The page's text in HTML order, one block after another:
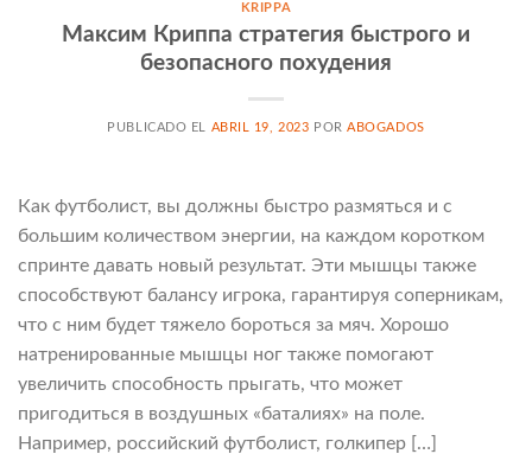
KRIPPA
Максим Криппа стратегия быстрого и
безопасного похудения
PUBLICADO EL ABRIL 19, 2023 PORABOGADOS
Как футболист, вы должны быстро размяться и с
большим количеством энергии, на каждом коротком
спринте давать новый результат. Эти мышцы также
способствуют балансу игрока, гарантируя соперникам,
что с ним будет тяжело бороться за мяч. Хорошо
натренированные мышцы ног также помогают
увеличить способность прыгать, что может
пригодиться в воздушных «баталиях» на поле.
Например, российский футболист, голкипер […]